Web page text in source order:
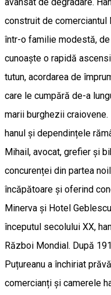
construit de comerciantul
într-o familie modestă,
cunoaște o rapidă
tutun, acordarea de
care le cumpără de-a
marii burghezii
hanul și dependințele
Mihail, avocat, grefier și
concurenței din partea
încăpătoare și oferind
Minerva și Hotel
începutul secolului XX,
Război Mondial. După
Puțureanu a închiriat
comercianți și camerele